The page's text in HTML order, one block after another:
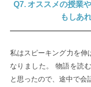
Q7. オススメの授業
もしあ
私はスピーキング力を伸
なりました。 物語を読
と思ったので、途中で会